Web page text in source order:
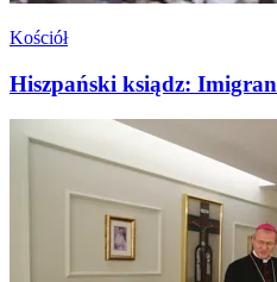
Kościół
Hiszpański ksiądz: